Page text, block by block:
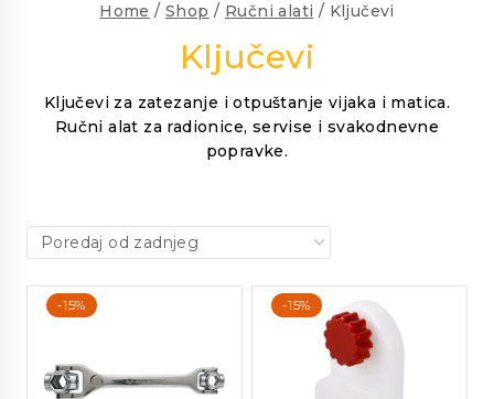
Home / Shop / Ručni alati / Ključevi
Ključevi
Ključevi za zatezanje i otpuštanje vijaka i matica.
Ručni alat za radionice, servise i svakodnevne
popravke.
-15% -15%